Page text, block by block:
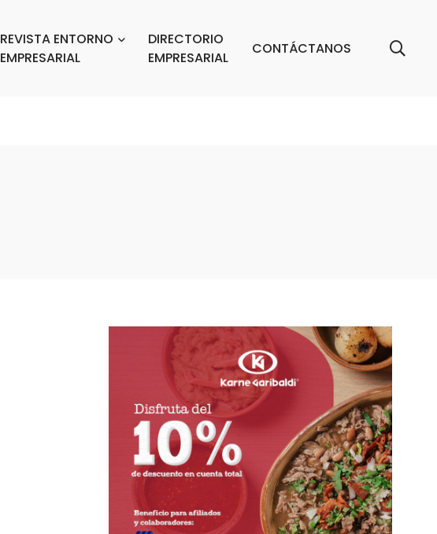
REVISTA ENTORNO
EMPRESARIAL
DIRECTORIO
EMPRESARIAL
CONTÁCTANOS